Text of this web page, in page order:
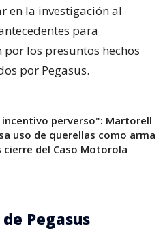
en la investigación al
para
los presuntos hechos
por Pegasus.
incentivo perverso": Martorell
uso de querellas como arma
cierre del Caso Motorola
Pegasus